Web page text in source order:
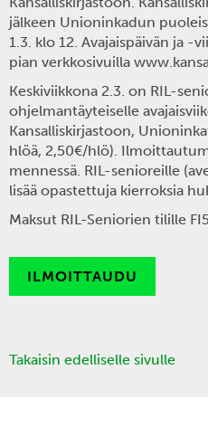
jälkeen Unioninkadun
1.3. klo 12. Avajaispäivän ja -
pian verkkosivuilla
Keskiviikkona 2.3. on RIL-
ohjelmantäyteiselle
Kansalliskirjastoon,
hlöä, 2,50€/hlö).
mennessä. RIL-senioreille
lisää opastettuja kierroksia
Maksut RIL-Seniorien tilille
ILMOITTAUDU
Takaisin edelliselle sivulle